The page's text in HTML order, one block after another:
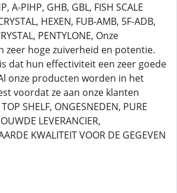
A-PIHP, GHB, GBL, FISH SCALE
HEXEN, FUB-AMB, 5F-ADB,
PENTYLONE, Onze
zeer hoge zuiverheid en potentie.
dat hun effectiviteit een zeer goede
onze producten worden in het
voordat ze aan onze klanten
SHELF, ONGESNEDEN, PURE
LEVERANCIER,
KWALITEIT VOOR DE GEGEVEN